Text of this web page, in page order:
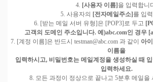
4. [사용자 이름] 을 입력합니
5. 사용자의 [전자메일주소] 를 입
6. [받는 메일 서버 유형]은 [POP3]로 두고
고객의 도메인 주소입니다. 예)abc.com인 경우
7. [계정 이름]은 반드시 testman@abc.com 과 같이
아
이름을
입력하시고, 비밀번호는 메일계정을 생성하실 때
입력하세요.
8. 모든 과정이 정상으로 끝나고 5분후 메일을